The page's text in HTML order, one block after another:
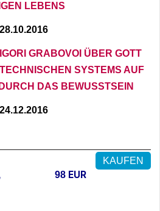
LEBENS
28.10.2016
GRABOVOI ÜBER GOTT
SYSTEMS AUF
DAS BEWUSSTSEIN
24.12.2016
98EUR
KAUFEN